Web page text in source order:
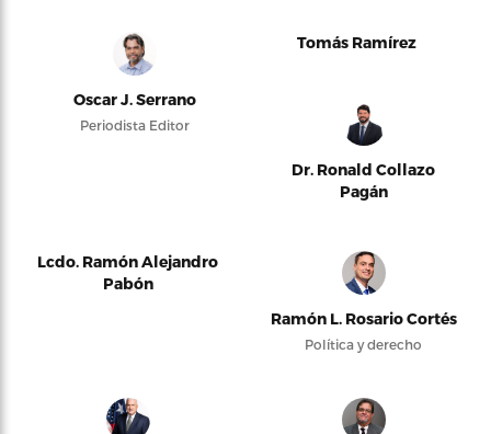
Oscar J. Serrano
Periodista Editor
Tomás Ramírez
Dr. Ronald Collazo
Pagán
Lcdo. Ramón Alejandro
Pabón
Ramón L. Rosario Cortés
Política y derecho